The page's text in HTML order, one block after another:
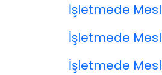
İşletmede
İşletmede
İşletmede